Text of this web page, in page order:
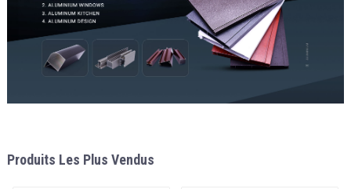
Produits Les Plus Vendus